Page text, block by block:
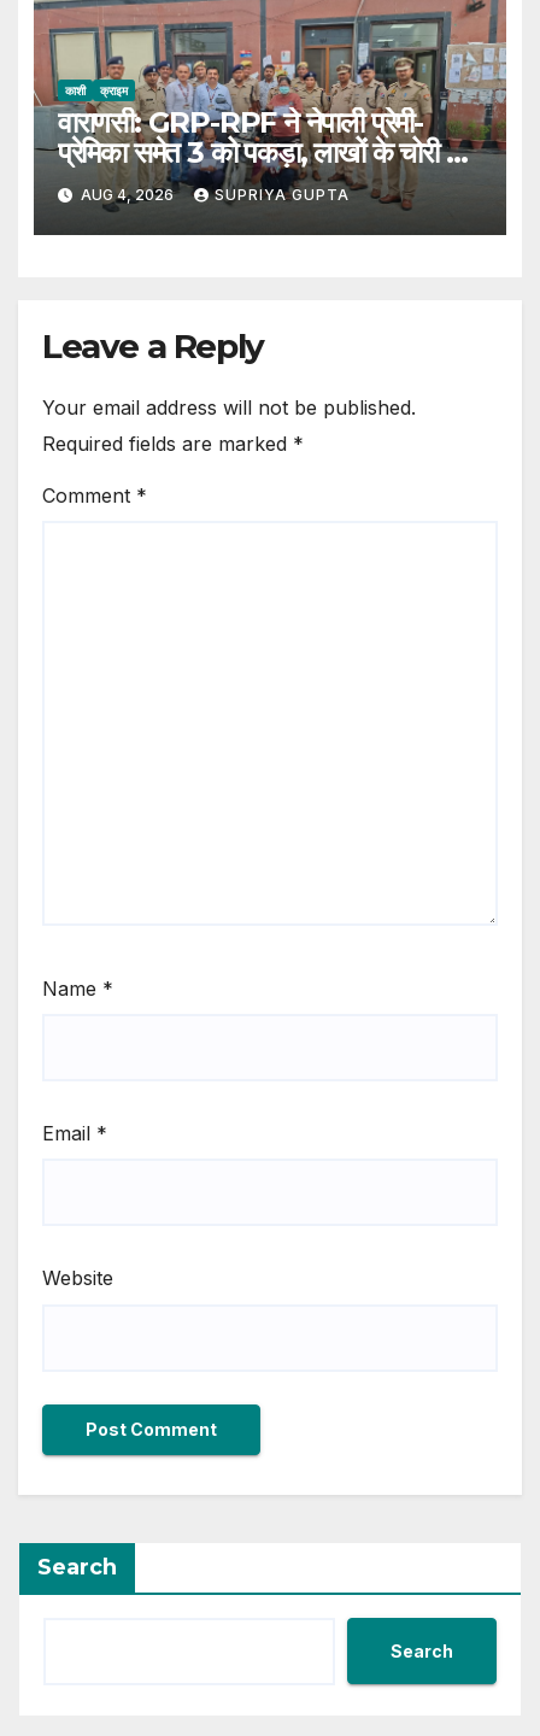
काशी क्राइम
वाराणसी: GRP-RPF ने नेपाली प्रेमी-
प्रेमिका समेत 3 को पकड़ा, लाखों के चोरी का
सामान बरामद
AUG 4, 2026 SUPRIYA GUPTA
Leave a Reply
Your email address will not be published.
Required fields are marked *
Comment *
Name *
Email *
Website
Search
Search